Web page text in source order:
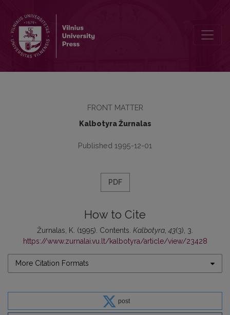
FRONT MATTER
Kalbotyra Žurnalas
Published 1995-12-01
PDF
How to Cite
Žurnalas, K. (1995). Contents. Kalbotyra ,43(3), 3.
https://www.zurnalai.vu.lt/kalbotyra/article/view/23428
More Citation Formats
post